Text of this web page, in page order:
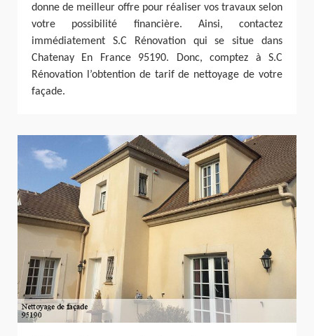
donne de meilleur offre pour réaliser vos travaux selon
votre possibilité financière. Ainsi, contactez
immédiatement S.C Rénovation qui se situe dans
Chatenay En France 95190. Donc, comptez à S.C
Rénovation l’obtention de tarif de nettoyage de votre
façade.